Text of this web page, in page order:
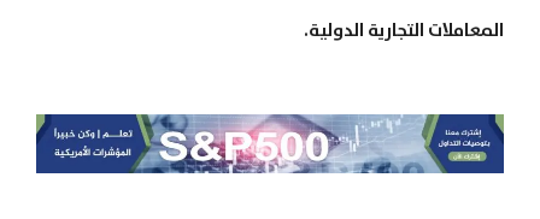
المعاملات التجارية الدولية.